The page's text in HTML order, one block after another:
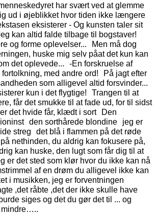
har svært ved at glemme
ud i øjeblikket hvor tiden ikke længere
eksisterer - Og kunsten taler sit
kan altid falde tilbage til bogstaver!
og forme oplevelser... Men må dog
huske mig selv påat det kun kan
det oplevede... -En forskruelse af
med andre ord! På jagt efter
som alligevel altid forsvinder...
kun i det flygtige! Trangen til at
får det smukke til at fade ud, for til sidst
det hvide får, klædt i sort Den
den sorthårede blondine jeg er
streg det blå i flammen på det røde
nethinden, du aldrig kan fokusere på,
kan huske, den lugt som får dig til at
er det sted som klør hvor du ikke kan nå
af en drøm du alligevel ikke kan
i musikken, jeg er forventningen
,det råbte ,det der ikke skulle have
siges og det du gør det til ... og
mindre…..